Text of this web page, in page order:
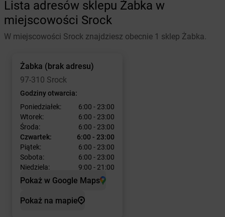
Lista adresów sklepu Żabka w
miejscowości Srock
W miejscowości Srock znajdziesz obecnie 1 sklep Żabka.
Żabka (brak adresu)
97-310 Srock
Godziny otwarcia:
Poniedziałek:
6:00 - 23:00
Wtorek:
6:00 - 23:00
Środa:
6:00 - 23:00
Czwartek:
6:00 - 23:00
Piątek:
6:00 - 23:00
Sobota:
6:00 - 23:00
Niedziela:
9:00 - 21:00
Pokaż w Google Maps
Pokaż na mapie